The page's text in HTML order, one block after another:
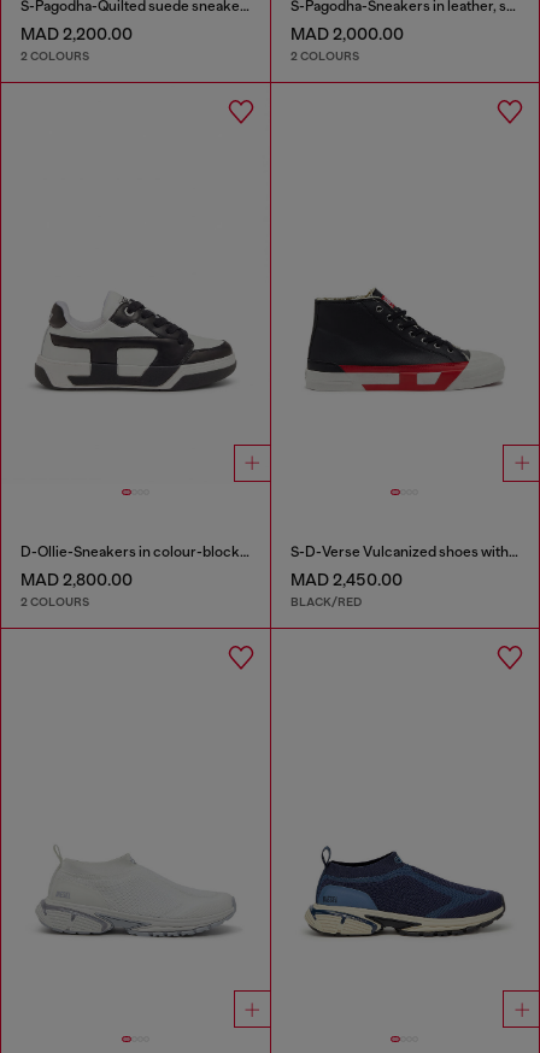
S-Pagodha-Quilted suede sneakers
MAD 2,200.00
2 COLOURS
S-Pagodha-Sneakers in leather, suede and ripstop
MAD 2,000.00
2 COLOURS
D-Ollie-Sneakers in colour-block leather
MAD 2,800.00
2 COLOURS
S-D-Verse Vulcanized shoes with D logo
MAD 2,450.00
BLACK/RED